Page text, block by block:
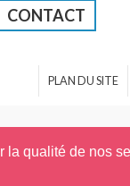
qualité de nos
CONTACT
PLAN DU SITE